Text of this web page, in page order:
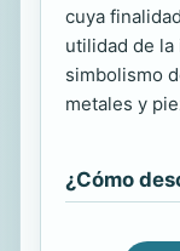
cuya
utilidad de
simbolismo
metales y
¿Cómo